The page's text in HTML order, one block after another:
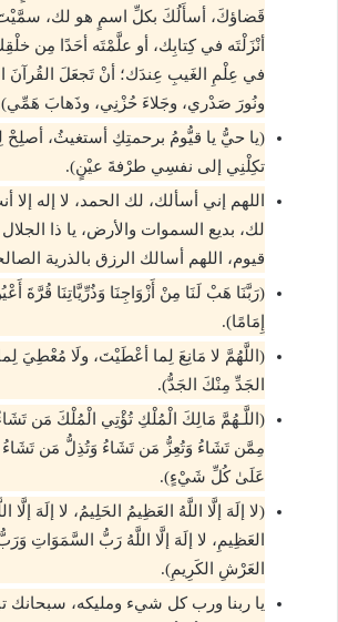
قَضاؤكَ، أسأَلُكَ بكلِّ اسمٍ هو لك،
أنْزَلْتَه في كِتابِك، أو علَّمْتَه أحَدًا مِن
في عِلْمِ الغَيبِ عِندَك؛ أنْ تَجعَلَ القُرآنَ
ونُورَ صَدْري، وجَلاءَ حُزْنِي، وذَهابَ
(يا حيُّ يا قيُّومُ برحمتِكِ أستغيثُ، أصلِحْ
تكِلْنِي إلى نفسِي طرْفةَ عيْنٍ).
اللهم إني أسألك، لك الحمد، لا إله
لك، بديع السموات والأرض، يا ذا الجلال
قيوم، اللهم أسالك الرزق بالذرية
(رَبَّنَا هَبْ لَنَا مِنْ أَزْوَاجِنَا وَذُرِّيَّاتِنَا قُرَّةَ
إِمَامًا).
(اللَّهُمَّ لا مَانِعَ لِما أعْطَيْتَ، ولَا مُعْطِيَ
الجَدِّ مِنْكَ الجَدُّ).
(اللَّـهُمَّ مَالِكَ الْمُلْكِ تُؤْتِي الْمُلْكَ مَن
مِمَّن تَشَاءُ وَتُعِزُّ مَن تَشَاءُ وَتُذِلُّ مَن تَشَاءُ
عَلَىٰ كُلِّ شَيْءٍ).
(لا إلَهَ إلَّا اللَّهُ العَظِيمُ الحَلِيمُ، لا إلَهَ
العَظِيمِ، لا إلَهَ إلَّا اللَّهُ رَبُّ السَّمَوَاتِ
العَرْشِ الكَرِيمِ).
يا ربنا ورب كل شيء ومليكه، سبحانك